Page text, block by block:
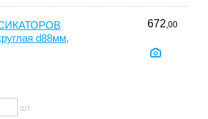
d88мм,
672,00
шт